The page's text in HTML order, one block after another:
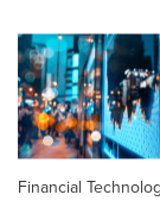
Financial